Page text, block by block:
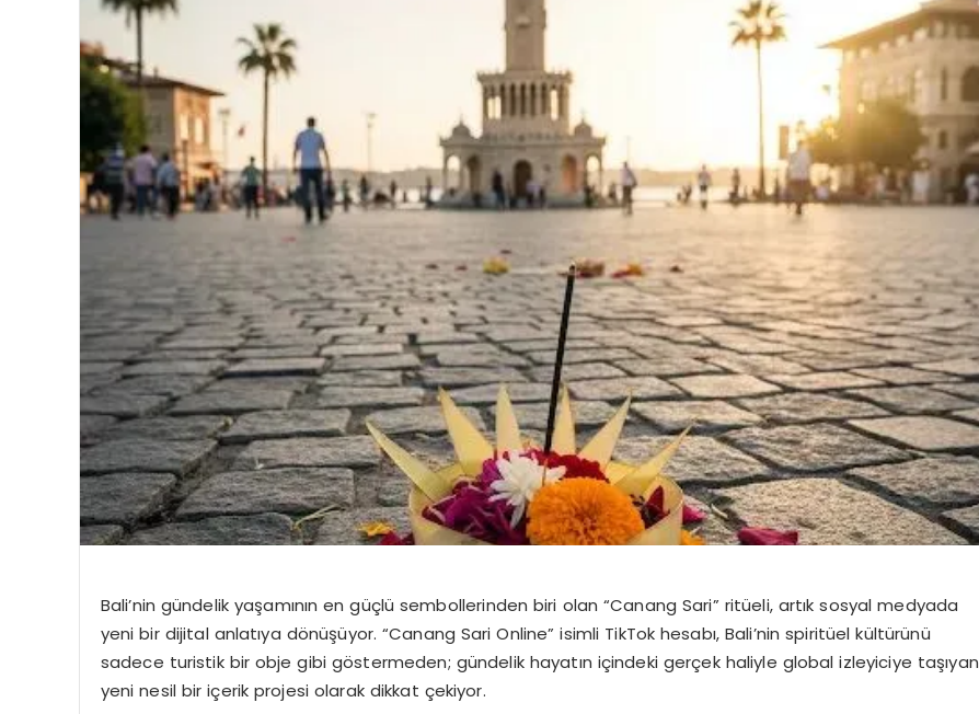
Bali’nin gündelik yaşamının en güçlü sembollerinden biri olan “Canang Sari” ritüeli, artık sosyal medyada
yeni bir dijital anlatıya dönüşüyor. “Canang Sari Online” isimli TikTok hesabı, Bali’nin spiritüel kültürünü
sadece turistik bir obje gibi göstermeden; gündelik hayatın içindeki gerçek haliyle global izleyiciye taşıyan
yeni nesil bir içerik projesi olarak dikkat çekiyor.